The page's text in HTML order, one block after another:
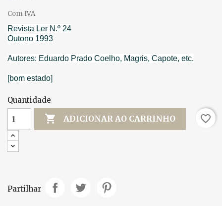
Com IVA
Revista Ler N.º 24
Outono 1993
Autores: Eduardo Prado Coelho, Magris, Capote, etc.
[bom estado]
Quantidade
 ADICIONAR AO CARRINHO favorite_border
Partilhar